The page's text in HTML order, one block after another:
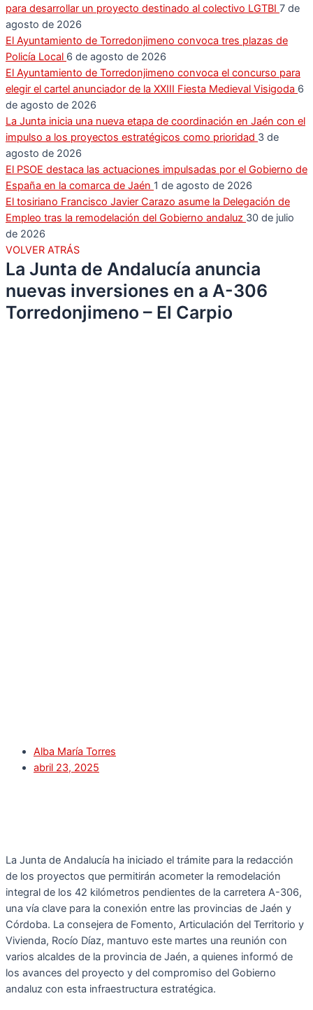
para desarrollar un proyecto destinado al colectivo LGTBI 7 de
agosto de 2026
El Ayuntamiento de Torredonjimeno convoca tres plazas de
Policía Local 6 de agosto de 2026
El Ayuntamiento de Torredonjimeno convoca el concurso para
elegir el cartel anunciador de la XXIII Fiesta Medieval Visigoda 6
de agosto de 2026
La Junta inicia una nueva etapa de coordinación en Jaén con el
impulso a los proyectos estratégicos como prioridad 3 de
agosto de 2026
El PSOE destaca las actuaciones impulsadas por el Gobierno de
España en la comarca de Jaén 1 de agosto de 2026
El tosiriano Francisco Javier Carazo asume la Delegación de
Empleo tras la remodelación del Gobierno andaluz 30 de julio
de 2026
VOLVER ATRÁS
La Junta de Andalucía anuncia
nuevas inversiones en a A-306
Torredonjimeno – El Carpio
Alba María Torres
abril 23, 2025
La Junta de Andalucía ha iniciado el trámite para la redacción
de los proyectos que permitirán acometer la remodelación
integral de los 42 kilómetros pendientes de la carretera A-306,
una vía clave para la conexión entre las provincias de Jaén y
Córdoba. La consejera de Fomento, Articulación del Territorio y
Vivienda, Rocío Díaz, mantuvo este martes una reunión con
varios alcaldes de la provincia de Jaén, a quienes informó de
los avances del proyecto y del compromiso del Gobierno
andaluz con esta infraestructura estratégica.